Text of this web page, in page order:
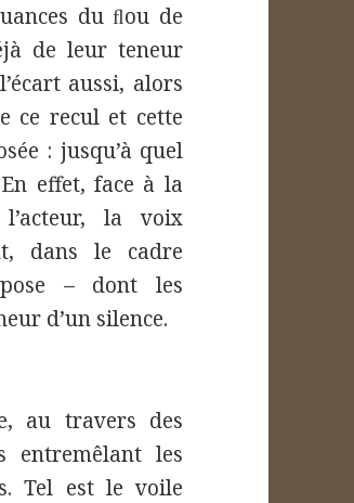
du ﬂou de
de leur teneur
aussi, alors
ce recul et cette
: jusqu’à quel
effet, face à la
la voix
dans le cadre
– dont les
d’un silence.
au travers des
entremêlant les
Tel est le voile